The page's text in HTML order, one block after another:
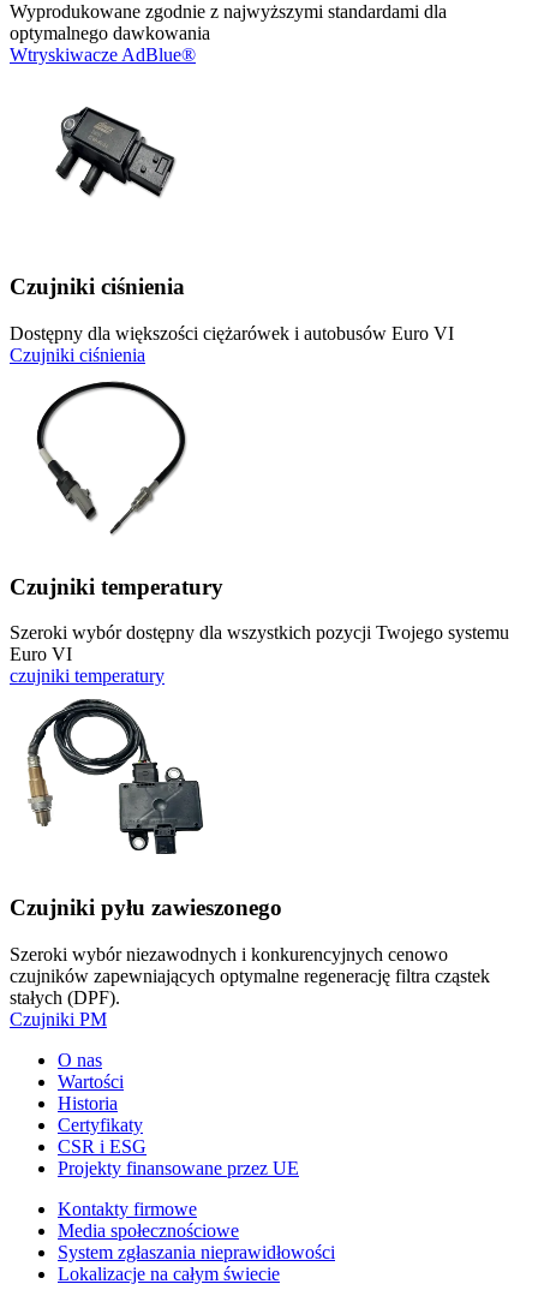
Wyprodukowane zgodnie z najwyższymi standardami dla
optymalnego dawkowania
Wtryskiwacze AdBlue®
Czujniki ciśnienia
Dostępny dla większości ciężarówek i autobusów Euro VI
Czujniki ciśnienia
Czujniki temperatury
Szeroki wybór dostępny dla wszystkich pozycji Twojego systemu
Euro VI
czujniki temperatury
Czujniki pyłu zawieszonego
Szeroki wybór niezawodnych i konkurencyjnych cenowo
czujników zapewniających optymalne regenerację filtra cząstek
stałych (DPF).
Czujniki PM
O nas
Wartości
Historia
Certyfikaty
CSR i ESG
Projekty finansowane przez UE
Kontakty firmowe
Media społecznościowe
System zgłaszania nieprawidłowości
Lokalizacje na całym świecie